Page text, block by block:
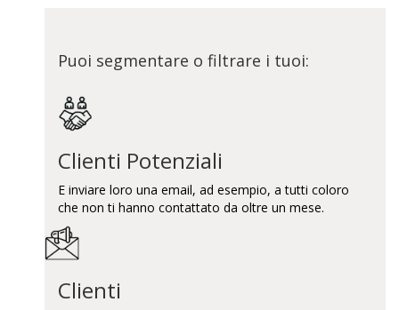
Puoi segmentare o filtrare i tuoi:
Clienti Potenziali
E inviare loro una email, ad esempio, a tutti coloro
che non ti hanno contattato da oltre un mese.
Clienti